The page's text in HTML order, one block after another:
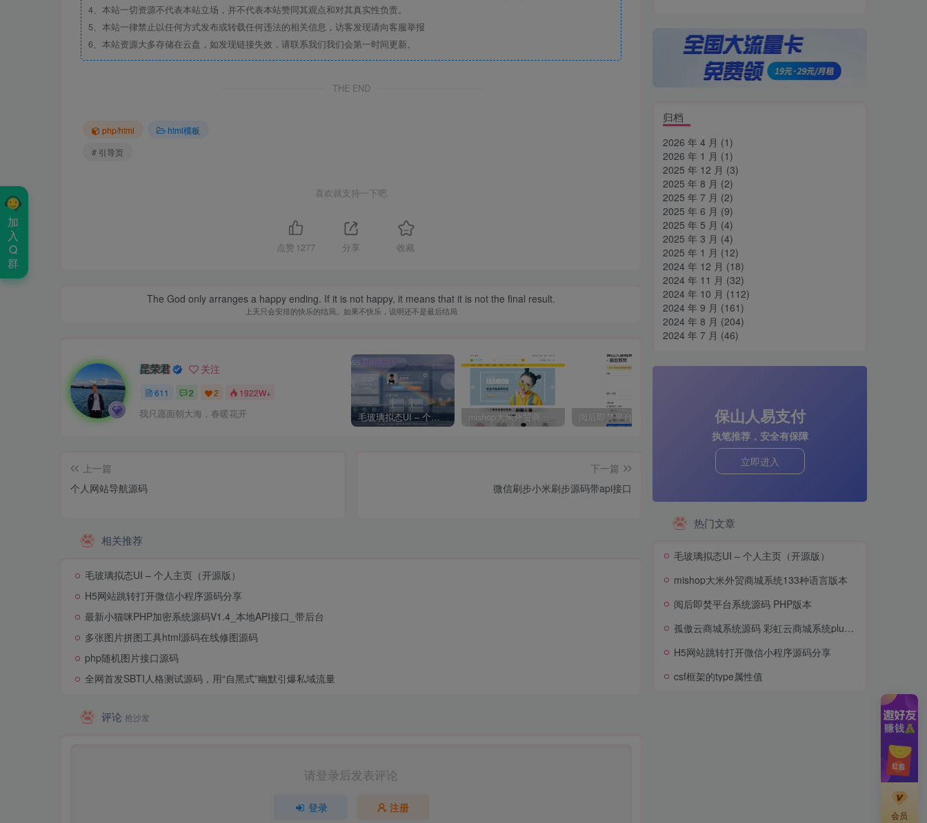
4、本站一切资源不代表本站立场，并不代表本站赞同其观点和对其真实性负责。
5、本站一律禁止以任何方式发布或转载任何违法的相关信息，访客发现请向客服举报
6、本站资源大多存储在云盘，如发现链接失效，请联系我们我们会第一时间更新。
THE END
php/html
html模板
# 引导页
喜欢就支持一下吧
点赞 1277 分享 收藏
The God only arranges a happy ending. If it is not happy, it means that it is not the final result.
上天只会安排的快乐的结局。如果不快乐，说明还不是最后结局
昆荣君 关注
611 2 2 1922W+
我只愿面朝大海，春暖花开 毛玻璃拟态UI – 个人主页（开源版） mishop大米外贸商城系统133种语言版本 孤傲云商城系统源码 彩虹云商城系统plus史诗级增强版
上一篇
个人网站导航源码
下一篇
微信刷步小米刷步源码带api接口
相关推荐
毛玻璃拟态UI – 个人主页（开源版）
H5网站跳转打开微信小程序源码分享
最新小猫咪PHP加密系统源码V1.4_本地API接口_带后台
多张图片拼图工具html源码在线修图源码
php随机图片接口源码
全网首发SBTI人格测试源码，用“自黑式”幽默引爆私域流量
评论 抢沙发
请登录后发表评论
登录 注册
归档
2026 年 4 月 (1)
2026 年 1 月 (1)
2025 年 12 月 (3)
2025 年 8 月 (2)
2025 年 7 月 (2)
2025 年 6 月 (9)
2025 年 5 月 (4)
2025 年 3 月 (4)
2025 年 1 月 (12)
2024 年 12 月 (18)
2024 年 11 月 (32)
2024 年 10 月 (112)
2024 年 9 月 (161)
2024 年 8 月 (204)
2024 年 7 月 (46)
保山人易支付
执笔推荐，安全有保障
立即进入
热门文章
毛玻璃拟态UI – 个人主页（开源版）
mishop大米外贸商城系统133种语言版本
阅后即焚平台系统源码 PHP版本
孤傲云商城系统源码 彩虹云商城系统plus史诗级增强版
H5网站跳转打开微信小程序源码分享
csf框架的type属性值
会员
加
入
Q
群